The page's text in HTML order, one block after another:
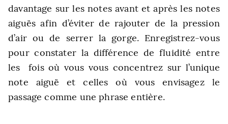
davantage sur les notes avant et après les notes
aiguës afin d’éviter de rajouter de la pression
d’air ou de serrer la gorge. Enregistrez-vous
pour constater la différence de fluidité entre
les fois où vous vous concentrez sur l’unique
note aiguë et celles où vous envisagez le
passage comme une phrase entière.